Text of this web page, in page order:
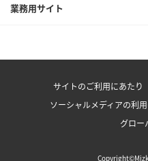
業務用サイト
サイトのご利用にあた
ソーシャルメディアの利
グロー